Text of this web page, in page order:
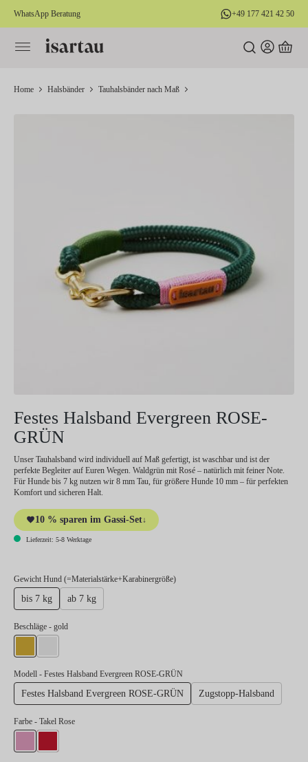
springen
WhatsApp Beratung +49 177 421 42 50
Home Halsbänder Tauhalsbänder nach Maß
Festes Halsband Evergreen ROSE-
GRÜN
Unser Tauhalsband wird individuell auf Maß gefertigt, ist waschbar und ist der
perfekte Begleiter auf Euren Wegen. Waldgrün mit Rosé – natürlich mit feiner Note.
Für Hunde bis 7 kg nutzen wir 8 mm Tau, für größere Hunde 10 mm – für perfekten
Komfort und sicheren Halt.
10 % sparen im Gassi-Set↓
Lieferzeit: 5-8 Werktage
Gewicht Hund (=Materialstärke+Karabinergröße)auswählen
bis 7 kg ab 7 kg
Beschlägeauswählen
- gold
Modell - Festes Halsband Evergreen ROSE-GRÜN
Festes Halsband Evergreen ROSE-GRÜN Zugstopp-Halsband
Farbe - Takel Rose